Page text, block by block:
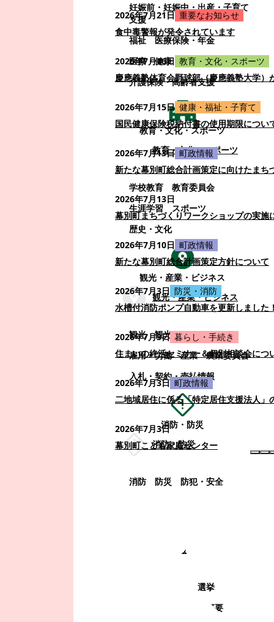
妊娠前・妊娠中・出産・子育て
支援
福祉
医療保険・年金
医療・健康
介護保険・高齢者支援
教育・文化・スポーツ
教育・文化・スポーツ
学校教育
教育委員会
生涯学習
スポーツ
歴史・文化
観光・産業・ビジネス
観光・産業・ビジネス
観光
観光・イベント
雇用・労働
産業
農業委員会
入札・契約・売払情報
消防・防災
消防・防災
消防 防災 防犯・安全
町政情報
選挙
町の概要
2026年7月21日 重要なお知らせ
食中毒警報が発令されています
2026年7月16日 教育・文化・スポーツ
慶應義塾体育会野球部（慶應義塾大学）
2026年7月15日 健康・福祉・子育て
国民健康保険税納付書の使用期限につい
2026年7月13日 町政情報
新たな幕別町総合計画策定に向けたまち
2026年7月13日
幕別町まちづくりワークショップの実施
2026年7月10日 町政情報
新たな幕別町総合計画策定方針について
2026年7月3日 防災・消防
水槽付消防ポンプ自動車を更新しました
2026年7月3日 暮らし・手続き
住まいの終活セミナー＆個別相談会につ
2026年7月3日 町政情報
二地域居住に係る「特定居住支援法人」
2026年7月3日
幕別町こども家庭センター